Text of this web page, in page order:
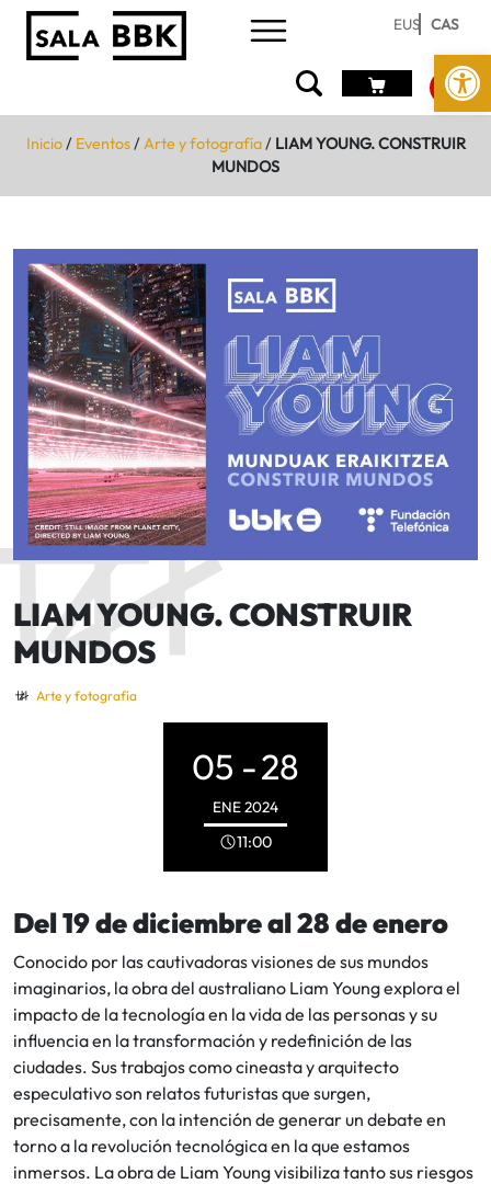
Abrir
EUS CAS
Inicio/ Eventos/Arte y fotografía/ LIAM YOUNG. CONSTRUIR
MUNDOS
LIAM YOUNG. CONSTRUIR
MUNDOS
Arte y fotografía
05 -28
ENE2024
11:00
Del 19 de diciembre al 28 de enero
Conocido por las cautivadoras visiones de sus mundos
imaginarios, la obra del australiano Liam Young explora el
impacto de la tecnología en la vida de las personas y su
influencia en la transformación y redefinición de las
ciudades. Sus trabajos como cineasta y arquitecto
especulativo son relatos futuristas que surgen,
precisamente, con la intención de generar un debate en
torno a la revolución tecnológica en la que estamos
inmersos. La obra de Liam Young visibiliza tanto sus riesgos